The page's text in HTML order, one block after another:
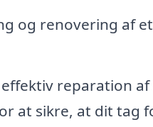
og renovering af
reparation
at sikre, at dit tag